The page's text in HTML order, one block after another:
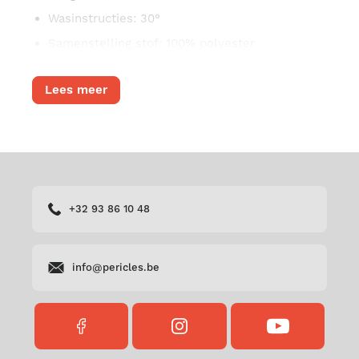
Wasinstructies: 30°
Lees meer
+32 93 86 10 48
info@pericles.be
FACEBOOK
PERICLES
INSTAGRAM
PERICLES
YOUTUBE
PERICLES